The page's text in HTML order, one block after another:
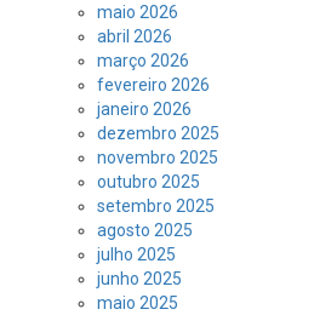
maio 2026
abril 2026
março 2026
fevereiro 2026
janeiro 2026
dezembro 2025
novembro 2025
outubro 2025
setembro 2025
agosto 2025
julho 2025
junho 2025
maio 2025